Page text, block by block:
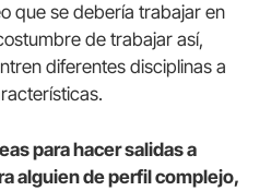
que se debería trabajar en
de trabajar así,
diferentes disciplinas a
para hacer salidas a
alguien de perfil complejo,